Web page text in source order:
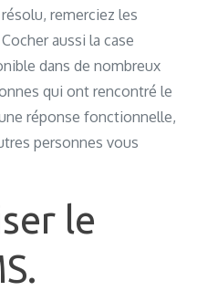
remerciez les
aussi la case
dans de nombreux
qui ont rencontré le
réponse fonctionnelle,
personnes vous
le